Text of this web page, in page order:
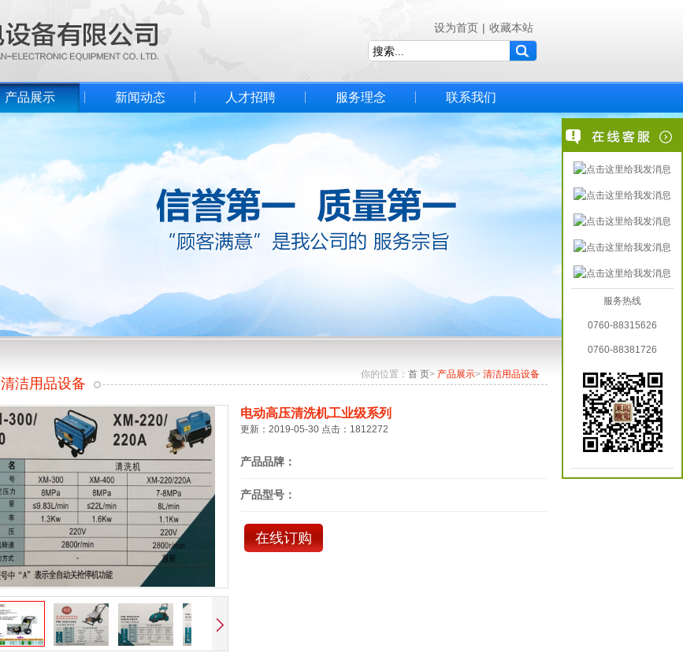
设为首页 | 收藏本站
产品展示 新闻动态 人才招聘 服务理念 联系我们
你的位置： 首 页> 产品展示> 清洁用品设备
清洁用品设备
电动高压清洗机工业级系列
更新：2019-05-30 点击：1812272
产品品牌：
产品型号：
在线订购
服务热线
0760-88315626
0760-88381726